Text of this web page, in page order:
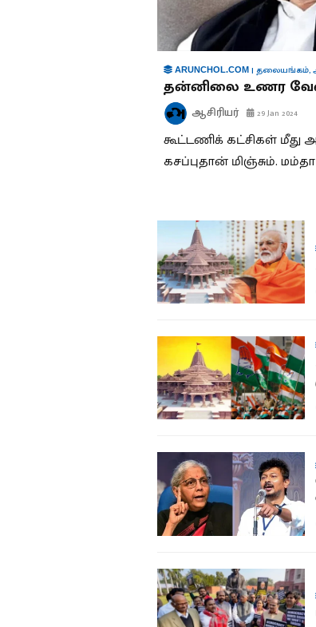
ARUNCHOL.COM | தலையங்கம்,
தன்னிலை உணர
ஆசிரியர் 29 Jan 2024
கூட்டணிக் கட்சிகள் மீது
கசப்புதான் மிஞ்சும். மம்தா